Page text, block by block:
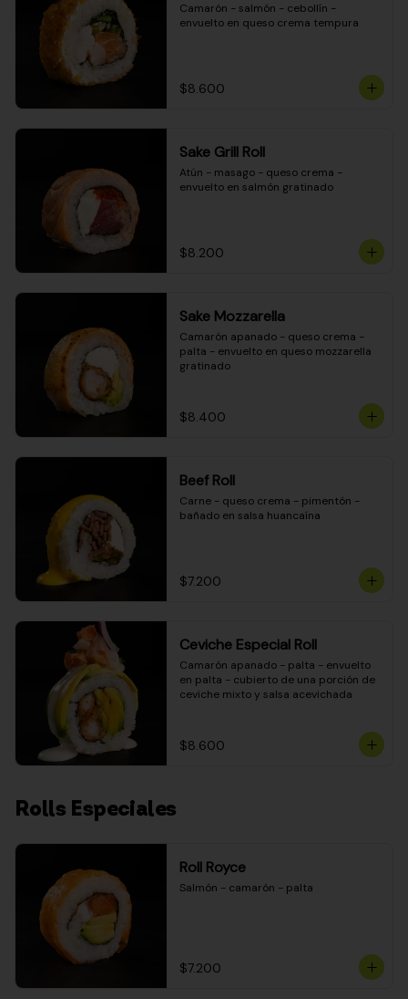
Camarón - salmón - cebollín -
envuelto en queso crema tempura
$8.600
Sake Grill Roll
Atún - masago - queso crema -
envuelto en salmón gratinado
$8.200
Sake Mozzarella
Camarón apanado - queso crema -
palta - envuelto en queso mozzarella
gratinado
$8.400
Beef Roll
Carne - queso crema - pimentón -
bañado en salsa huancaína
$7.200
Ceviche Especial Roll
Camarón apanado - palta - envuelto
en palta - cubierto de una porción de
ceviche mixto y salsa acevichada
$8.600
Rolls Especiales
Roll Royce
Salmón - camarón - palta
$7.200